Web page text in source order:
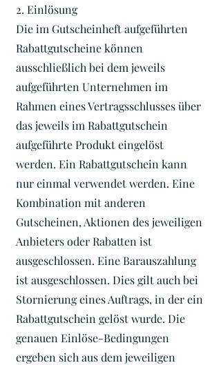
2. Einlösung
Die im Gutscheinheft aufgeführten
Rabattgutscheine können
ausschließlich bei dem jeweils
aufgeführten Unternehmen im
Rahmen eines Vertragsschlusses über
das jeweils im Rabattgutschein
aufgeführte Produkt eingelöst
werden. Ein Rabattgutschein kann
nur einmal verwendet werden. Eine
Kombination mit anderen
Gutscheinen, Aktionen des jeweiligen
Anbieters oder Rabatten ist
ausgeschlossen. Eine Barauszahlung
ist ausgeschlossen. Dies gilt auch bei
Stornierung eines Auftrags, in der ein
Rabattgutschein gelöst wurde. Die
genauen Einlöse-Bedingungen
ergeben sich aus dem jeweiligen